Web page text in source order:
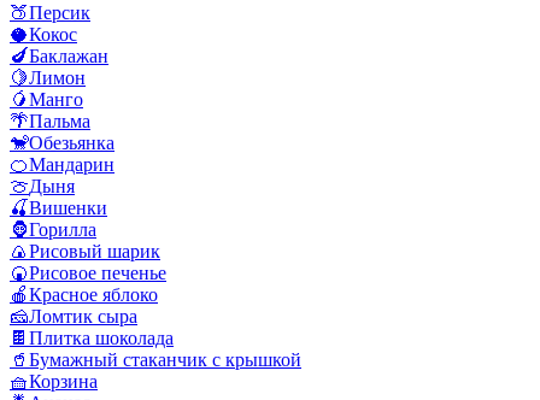
🍑Персик
🥥Кокос
🍆Баклажан
🍋Лимон
🥭Манго
🌴Пальма
🐒Обезьянка
🍊Мандарин
🍈Дыня
🍒Вишенки
🦍Горилла
🍙Рисовый шарик
🍘Рисовое печенье
🍎Красное яблоко
🧀Ломтик сыра
🍫 Плитка шоколада
🥤 Бумажный стаканчик с крышкой
🧺Корзина